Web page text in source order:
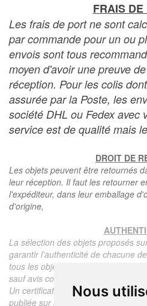
Nous
FRAIS DE
Les frais de port ne sont
par commande pour un ou
envois sont tous
moyen d'avoir une preuve
réception. Pour les colis
assurée par la Poste, les
société DHL ou Fedex avec
service est de qualité mais
DROIT DE
Les objets peuvent être retournés
leur réception. Il faut les retourner
l'expéditeur, dans leur emballage
d'origine,
La sélection des objets proposés
garantir l'authenticité de chacune
tous les objets proposés sont
sauf avis contraire ou restriction
Un certificat d'authenticité de l'objet
publiée sur le site, l'époque, le prix